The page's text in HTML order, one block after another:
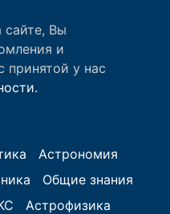
сайте, Вы
и
принятой у нас
Астрономия
Общие знания
Астрофизика